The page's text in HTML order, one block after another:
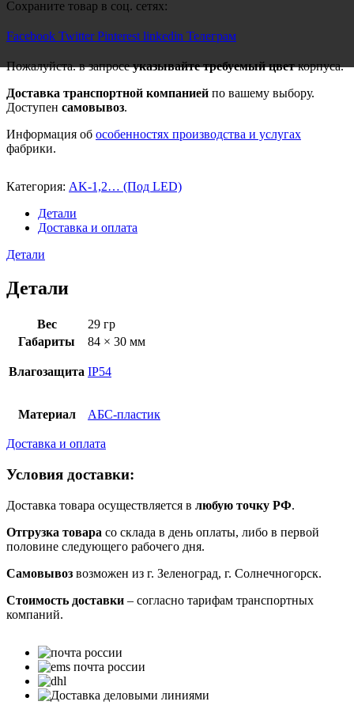
Сохраните товар в соц. сетях:
Facebook Twitter Pinterest linkedin Телеграм
Пожалуйста. в запросеуказывайте требуемый цветкорпуса.
Доставка транспортной компанией по вашему выбору.
Доступен самовывоз.
Информация об особенностях производства и услугах
фабрики.
Категория: AK-1,2… (Под LED)
Детали
Доставка и оплата
Детали
Детали
Вес
29 гр
Габариты
84 × 30 мм
Влагозащита IP54
Материал АБС-пластик
Доставка и оплата
Условия доставки:
Доставка товара осуществляется в любую точку РФ.
Отгрузка товара со склада в день оплаты, либо в первой
половине следующего рабочего дня.
Самовывоз возможен из г. Зеленоград, г. Солнечногорск.
Стоимость доставки – согласно тарифам транспортных
компаний.